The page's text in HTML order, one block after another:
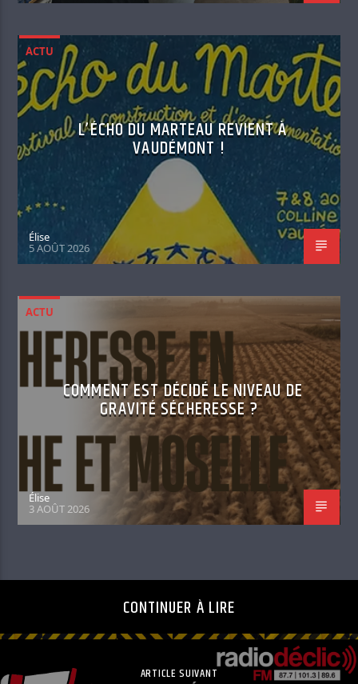
ACTU
L’ÉCHO DU MARTEAU REVIENT À
VAUDÉMONT !
Élise
5 AOÛT 2026
ACTU
COMMENT EST DÉCIDÉ LE NIVEAU DE
GRAVITÉ SÉCHERESSE ?
Élise
3 AOÛT 2026
CONTINUER À LIRE
ARTICLE SUIVANT